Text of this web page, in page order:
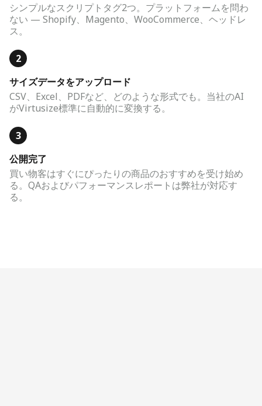
シンプルなスクリプトタグ2つ。プラットフォームを問わ
ない — Shopify、Magento、WooCommerce、ヘッドレ
ス。
2
サイズデータをアップロード
CSV、Excel、PDFなど、どのような形式でも。当社のAI
がVirtusize標準に自動的に変換する。
3
公開完了
買い物客はすぐにぴったりの商品のおすすめを受け始め
る。QAおよびパフォーマンスレポートは弊社が対応す
る。